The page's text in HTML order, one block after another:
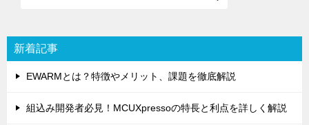
ン
新着記事
EWARMとは？特徴やメリット、課題を徹底解説
組込み開発者必見！MCUXpressoの特長と利点を詳しく解説